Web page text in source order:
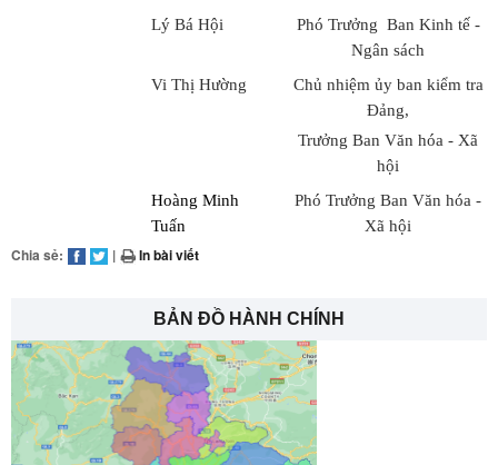
Lý Bá Hội
Phó Trưởng Ban Kinh tế -
Ngân sách
Vi Thị Hường
Chủ nhiệm ủy ban kiểm tra
Đảng,
Trưởng Ban Văn hóa - Xã
hội
Hoàng Minh
Tuấn
Phó Trưởng Ban Văn hóa -
Xã hội
Chia sẻ: | In bài viết
BẢN ĐỒ HÀNH CHÍNH